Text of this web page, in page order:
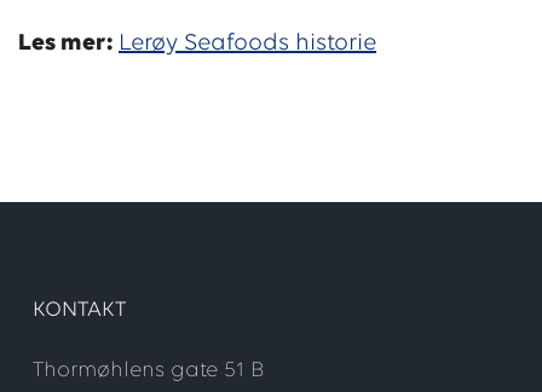
Les mer: Lerøy Seafoods historie
KONTAKT
Thormøhlens gate 51 B